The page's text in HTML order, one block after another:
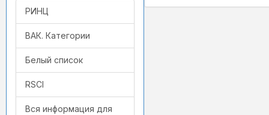
РИНЦ
ВАК. Категории
Белый список
RSCI
Вся информация для